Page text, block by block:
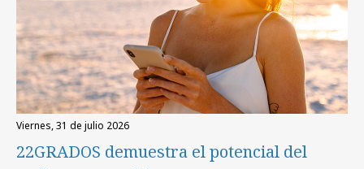
viernes, 31 de julio 2026
22GRADOS demuestra el potencial del